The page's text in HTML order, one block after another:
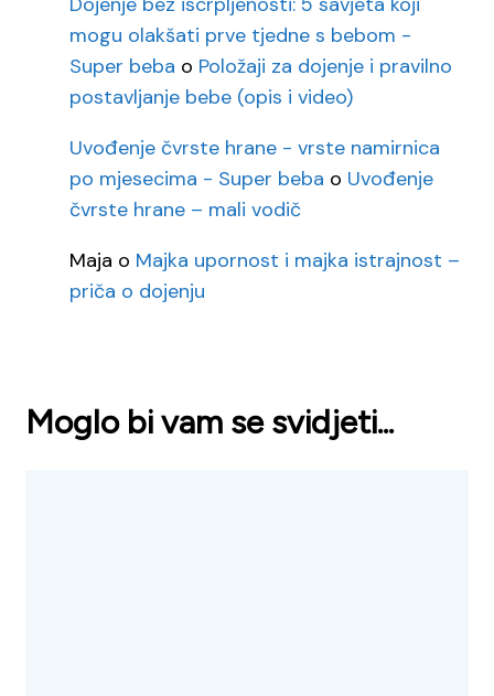
mogu olakšati prve tjedne s bebom -
Super beba o Položaji za dojenje i pravilno
postavljanje bebe (opis i video)
Uvođenje čvrste hrane - vrste namirnica
po mjesecima - Super beba o Uvođenje
čvrste hrane – mali vodič
Maja o Majka upornost i majka istrajnost –
priča o dojenju
Moglo bi vam se svidjeti...